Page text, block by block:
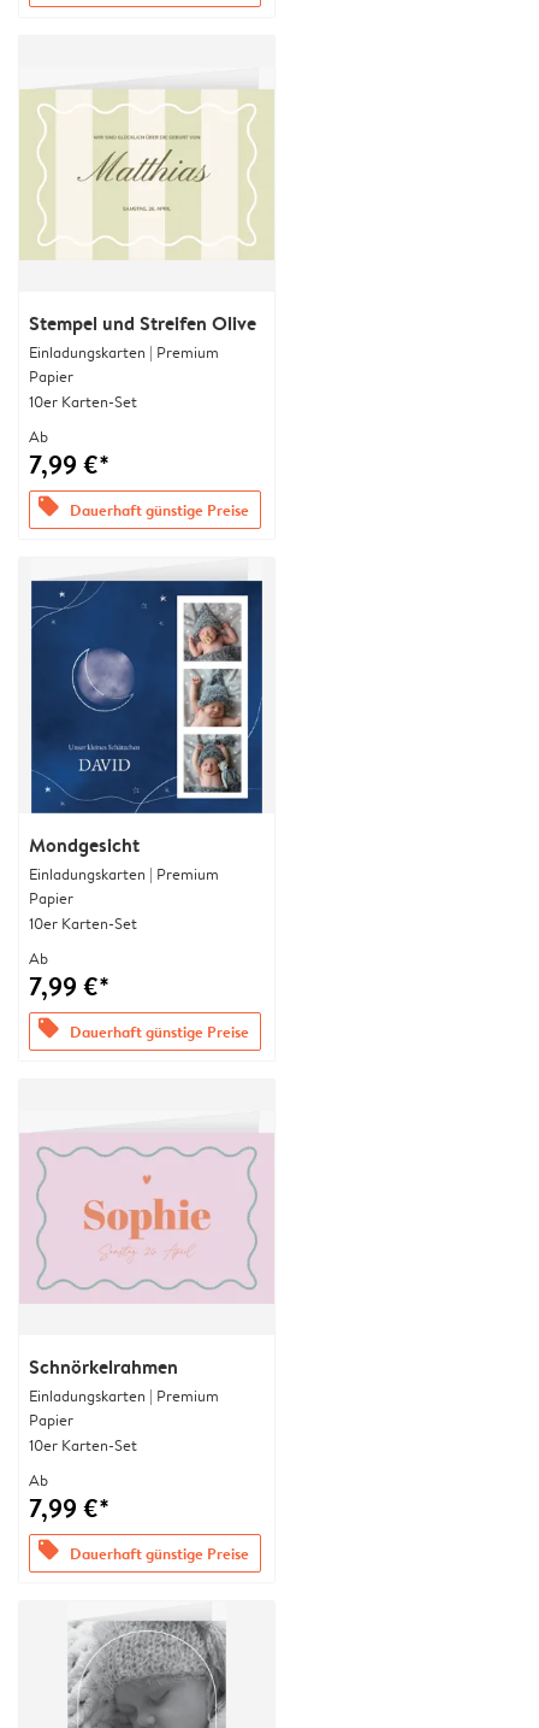
Stempel und Streifen Olive
Einladungskarten | Premium
Papier
10er Karten-Set
Ab
7,99 €*
offers Dauerhaft günstige Preise
Mondgesicht
Einladungskarten | Premium
Papier
10er Karten-Set
Ab
7,99 €*
offers Dauerhaft günstige Preise
Schnörkelrahmen
Einladungskarten | Premium
Papier
10er Karten-Set
Ab
7,99 €*
offers Dauerhaft günstige Preise